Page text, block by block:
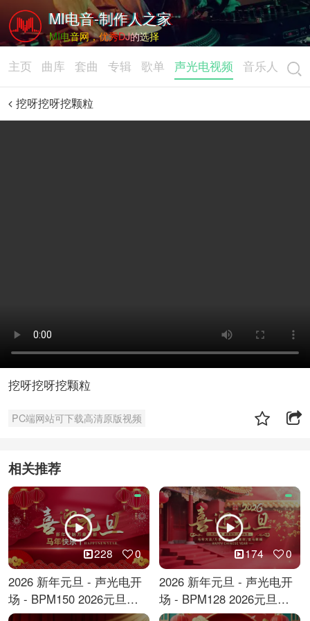
MI电音-制作人之家
MI电音网，优秀DJ的选择
主页 曲库 套曲 专辑 歌单 声光电视频 音乐人
挖呀挖呀挖颗粒
挖呀挖呀挖颗粒
PC端网站可下载高清原版视频
相关推荐
228 0
2026 新年元旦 - 声光电开
场 - BPM150 2026元旦跨
年倒计时
174 0
2026 新年元旦 - 声光电开
场 - BPM128 2026元旦马
年